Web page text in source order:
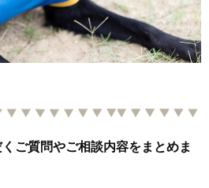
ご質問やご相談内容をまとめま